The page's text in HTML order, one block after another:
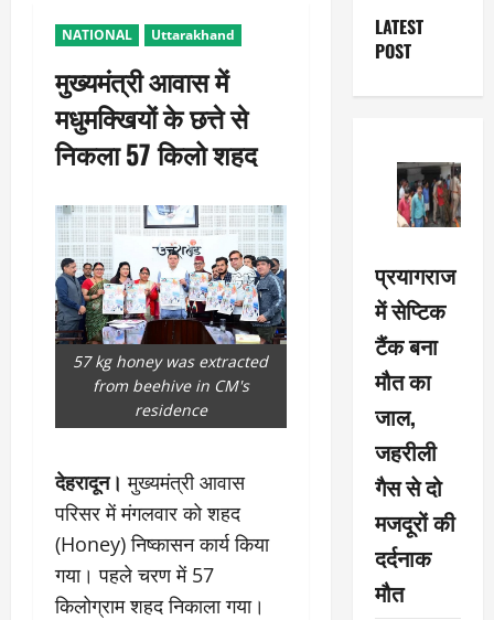
NATIONAL Uttarakhand
मुख्यमंत्री आवास में
मधुमक्खियों के छत्ते से
निकला 57 किलो शहद
57 kg honey was extracted
from beehive in CM's
residence
देहरादून। मुख्यमंत्री आवास
परिसर में मंगलवार को शहद
(Honey) निष्कासन कार्य किया
गया। पहले चरण में 57
किलोग्राम शहद निकाला गया।
LATEST
POST
प्रयागराज
में सेप्टिक
टैंक बना
मौत का
जाल,
जहरीली
गैस से दो
मजदूरों की
दर्दनाक
मौत